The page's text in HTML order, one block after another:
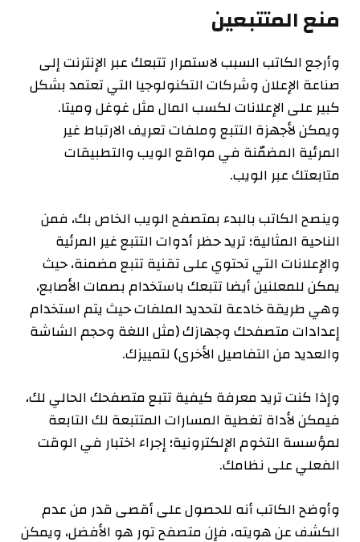
منع المتتبعين
وأرجع الكاتب السبب لاستمرار تتبعك عبر الإنترنت إلى
صناعة الإعلان وشركات التكنولوجيا التي تعتمد بشكل
كبير على الإعلانات لكسب المال مثل غوغل وميتا.
ويمكن لأجهزة التتبع وملفات تعريف الارتباط غير
المرئية المضمّنة في مواقع الويب والتطبيقات
متابعتك عبر الويب.
وينصح الكاتب بالبدء بمتصفح الويب الخاص بك، فمن
الناحية المثالية؛ تريد حظر أدوات التتبع غير المرئية
والإعلانات التي تحتوي على تقنية تتبع مضمنة، حيث
يمكن للمعلنين أيضا تتبعك باستخدام بصمات الأصابع،
وهي طريقة خادعة لتحديد الملفات حيث يتم استخدام
إعدادات متصفحك وجهازك (مثل اللغة وحجم الشاشة
والعديد من التفاصيل الأخرى) لتمييزك.
وإذا كنت تريد معرفة كيفية تتبع متصفحك الحالي لك،
فيمكن لأداة تغطية المسارات المتتبعة لك التابعة
لمؤسسة التخوم الإلكترونية؛ إجراء اختبار في الوقت
الفعلي على نظامك.
وأوضح الكاتب أنه للحصول على أقصى قدر من عدم
الكشف عن هويته، فإن متصفح تور هو الأفضل، ويمكن